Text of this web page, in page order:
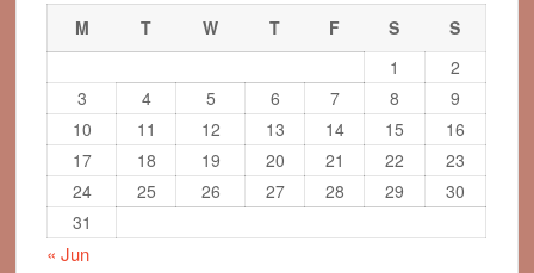
M T W T F S
S
1
2
3
4 5 6 7 8
9
10
11 12 13 14 15
16
17
18 19 20 21 22
23
24
25 26 27 28 29
30
31
« Jun